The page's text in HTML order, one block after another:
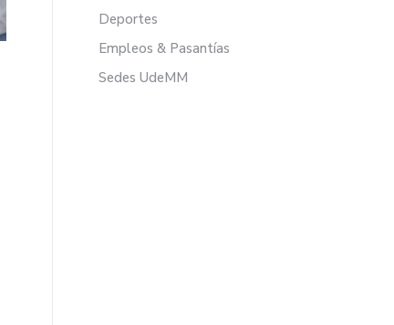
Deportes
Empleos & Pasantías
Sedes UdeMM